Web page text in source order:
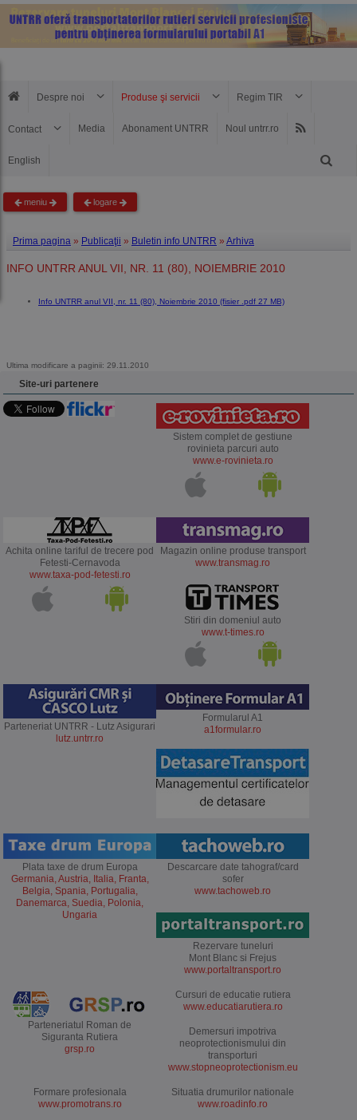
Despre noi Produse şi servicii Regim TIR
Contact Media Abonament UNTRR Noul untrr.ro
English
meniu logare
Prima pagina » Publicaţii » Buletin info UNTRR » Arhiva
INFO UNTRR ANUL VII, NR. 11 (80), NOIEMBRIE 2010
Info UNTRR anul VII, nr. 11 (80), Noiembrie 2010 (fisier .pdf 27 MB)
Ultima modificare a paginii: 29.11.2010
Site-uri partenere
Sistem complet de gestiune
rovinieta parcuri auto
www.e-rovinieta.ro
Achita online tariful de trecere pod
Fetesti-Cernavoda
www.taxa-pod-fetesti.ro
Magazin online produse transport
www.transmag.ro
Stiri din domeniul auto
www.t-times.ro
Parteneriat UNTRR - Lutz Asigurari
lutz.untrr.ro
Formularul A1
a1formular.ro
Plata taxe de drum Europa
Germania, Austria, Italia, Franta,
Belgia, Spania, Portugalia,
Danemarca, Suedia, Polonia,
Ungaria
Descarcare date tahograf/card
sofer
www.tachoweb.ro
Rezervare tuneluri
Mont Blanc si Frejus
www.portaltransport.ro
Parteneriatul Roman de
Siguranta Rutiera
grsp.ro
Cursuri de educatie rutiera
www.educatiarutiera.ro
Demersuri impotriva
neoprotectionismului din
transporturi
www.stopneoprotectionism.eu
Formare profesionala
www.promotrans.ro
Situatia drumurilor nationale
www.roadinfo.ro